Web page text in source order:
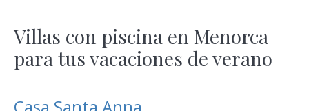
Villas con piscina en Menorca
para tus vacaciones de verano